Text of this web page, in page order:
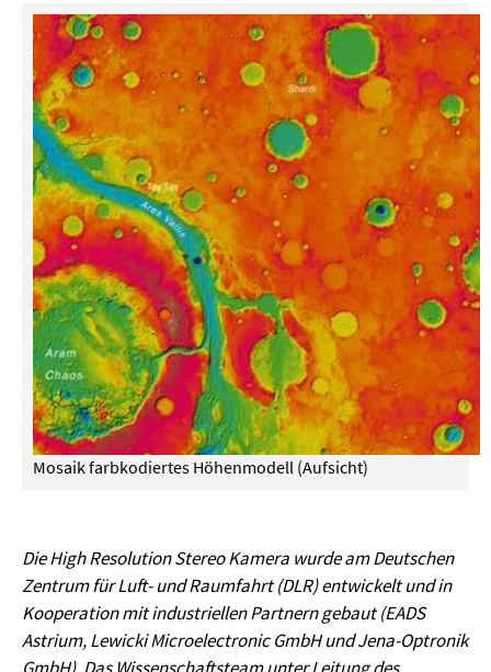
Mosaik farbkodiertes Höhenmodell (Aufsicht)
Die High Resolution Stereo Kamera wurde am Deutschen
Zentrum für Luft- und Raumfahrt (DLR) entwickelt und in
Kooperation mit industriellen Partnern gebaut (EADS
Astrium, Lewicki Microelectronic GmbH und Jena-Optronik